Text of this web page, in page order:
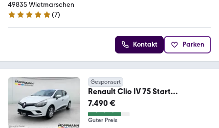
49835 Wietmarschen
5 Sterne
(7)
Kontakt Parken
Gesponsert
Renault Clio IV 75 Start
*Klima*Tempomat*elFH*Allwetter
*
7.490 €
Guter Preis